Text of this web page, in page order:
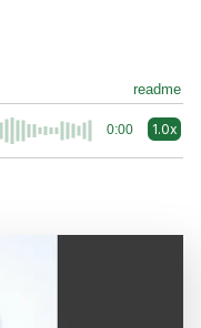
readme
0:00 1.0x